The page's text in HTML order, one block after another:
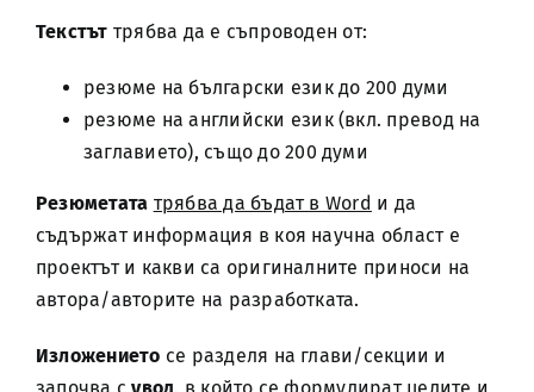
Текстът трябва да е съпроводен от:
резюме на български език до 200 думи
резюме на английски език (вкл. превод на
заглавието), също до 200 думи
Резюметата трябва да бъдат в Word и да
съдържат информация в коя научна област е
проектът и какви са оригиналните приноси на
автора/авторите на разработката.
Изложението се разделя на глави/секции и